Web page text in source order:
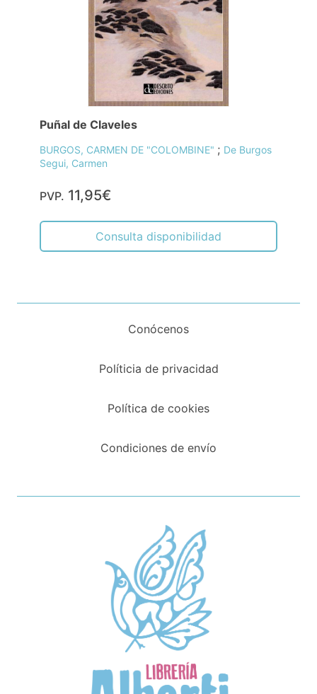
Puñal de Claveles
BURGOS, CARMEN DE "COLOMBINE" ; De Burgos
Segui, Carmen
PVP. 11,95€
Consulta disponibilidad
Conócenos
Políticia de privacidad
Política de cookies
Condiciones de envío